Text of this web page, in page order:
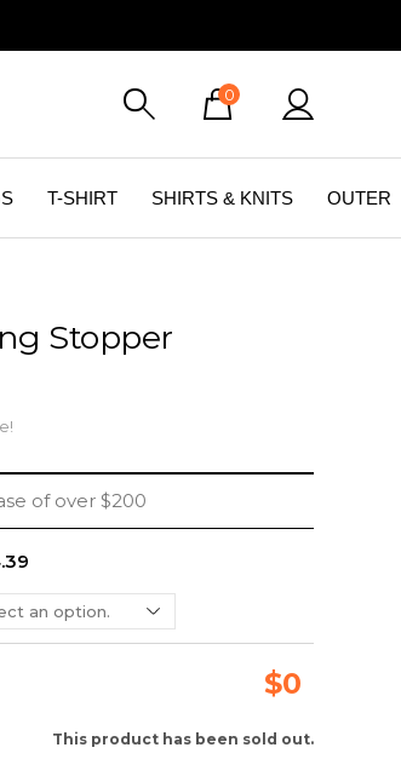
0
T-SHIRT SHIRTS & KNITS OUTER
Stopper
of over $200
$0
This product has been sold out.